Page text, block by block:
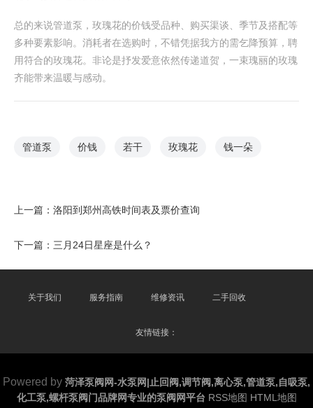
总的来说管道泵，玫瑰花的价钱受品种、购买渠谈、季节及搭配等
多种要素影响。消耗者在选购时，不错凭据我方的需乞降预算，聘
用符合的玫瑰花。非论是抒发爱意依然传递道贺，一束瑰丽的玫瑰
齐能带来温暖与感动。
管道泵 价钱 若干 玫瑰花 钱一朵
上一篇： 洛阳到郑州高铁时间表及票价查询
下一篇： 三月24日星座是什么？
关于我们 服务指南 维修资讯 二手回收
友情链接：
Powered by 菏泽泵阀网-水泵网|止回阀,调节阀,离心泵,管道泵,自吸泵,
化工泵,螺杆泵阀门品牌网专业的泵阀网平台 RSS地图 HTML地图